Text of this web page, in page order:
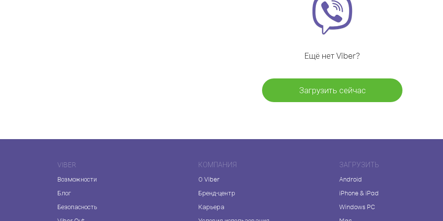
Ещё нет Viber?
Загрузить сейчас
VIBER
Возможности
Блог
Безопасность
КОМПАНИЯ
О Viber
Бренд-центр
Карьера
ЗАГРУЗИТЬ
Android
iPhone & iPad
Windows PC